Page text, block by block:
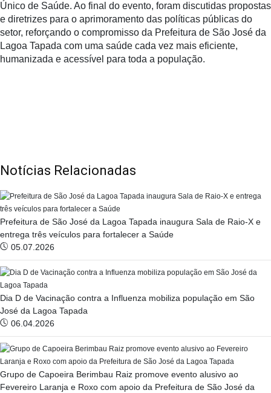
Único de Saúde. Ao final do evento, foram discutidas propostas
e diretrizes para o aprimoramento das políticas públicas do
setor, reforçando o compromisso da Prefeitura de São José da
Lagoa Tapada com uma saúde cada vez mais eficiente,
humanizada e acessível para toda a população.
Notícias Relacionadas
Prefeitura de São José da Lagoa Tapada inaugura Sala de Raio-X e
entrega três veículos para fortalecer a Saúde
05.07.2026
Dia D de Vacinação contra a Influenza mobiliza população em São
José da Lagoa Tapada
06.04.2026
Grupo de Capoeira Berimbau Raiz promove evento alusivo ao
Fevereiro Laranja e Roxo com apoio da Prefeitura de São José da